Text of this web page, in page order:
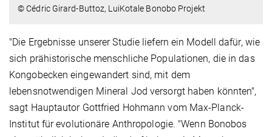
© Cédric Girard-Buttoz, LuiKotale Bonobo Projekt
"Die Ergebnisse unserer Studie liefern ein Modell dafür, wie
sich prähistorische menschliche Populationen, die in das
Kongobecken eingewandert sind, mit dem
lebensnotwendigen Mineral Jod versorgt haben könnten",
sagt Hauptautor Gottfried Hohmann vom Max-Planck-
Institut für evolutionäre Anthropologie. "Wenn Bonobos